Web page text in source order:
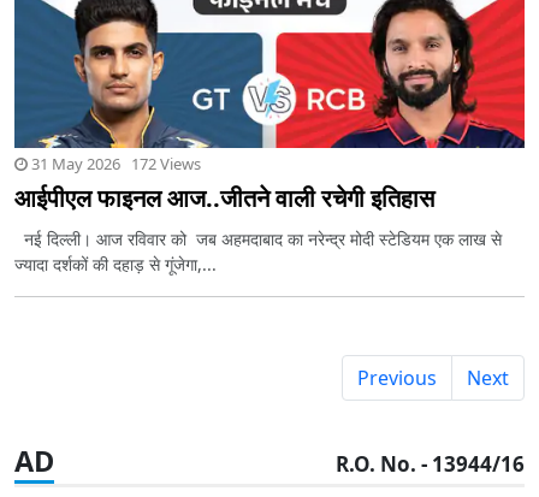
31 May 2026 172 Views
आईपीएल फाइनल आज..जीतने वाली रचेगी इतिहास
नई दिल्ली। आज रविवार को जब अहमदाबाद का नरेन्द्र मोदी स्टेडियम एक लाख से
ज्यादा दर्शकों की दहाड़ से गूंजेगा,...
Previous Next
AD R.O. No. - 13944/16